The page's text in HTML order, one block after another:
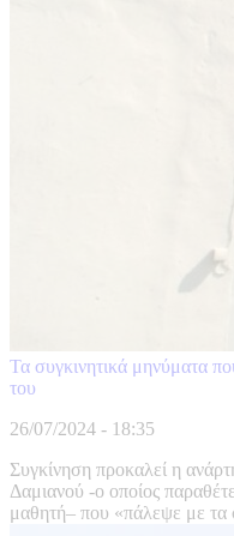
Τα συγκινητικά μηνύματα
του
26/07/2024 - 18:35
Συγκίνηση προκαλεί η
Δαμιανού -ο οποίος
μαθητή– που «πάλεψε με τα